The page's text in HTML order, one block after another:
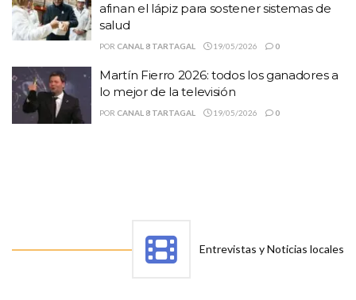
afinan el lápiz para sostener sistemas de
salud
POR CANAL 8 TARTAGAL 19/05/2026 0
Martín Fierro 2026: todos los ganadores a
lo mejor de la televisión
POR CANAL 8 TARTAGAL 19/05/2026 0
Entrevistas y Noticias locales